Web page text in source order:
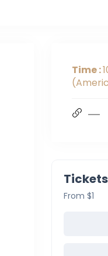
Time :
Tickets
From $1